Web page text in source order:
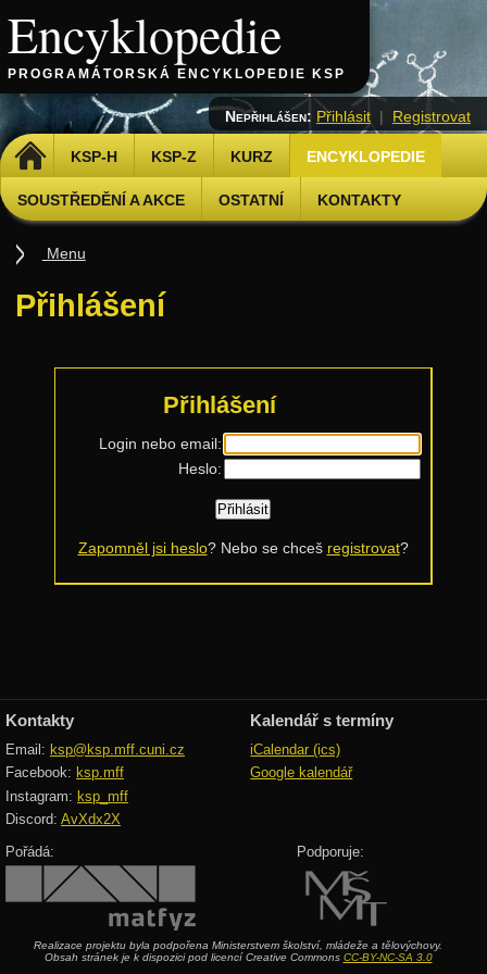
Encyklopedie
PROGRAMÁTORSKÁ ENCYKLOPEDIE KSP
DOMŮ KSP-H KSP-Z KURZ ENCYKLOPEDIE
SOUSTŘEDĚNÍ A AKCE OSTATNÍ KONTAKTY
Nepřihlášen: Přihlásit | Registrovat
Přihlášení
Přihlášení
Login nebo email:
Heslo:
Zapomněl jsi heslo? Nebo se chceš registrovat?
Menu
Algoritmizační techniky
Dynamické programování
Datové struktury
Halda a cesty
Intervalové stromy
Treapy
Algoritmy
Třídění
Hledání v textu
Grafy
Kontakty
Email: ksp@ksp.mff.cuni.cz
Facebook: ksp.mff
Instagram: ksp_mff
Discord: AvXdx2X
Kalendář s termíny
iCalendar (ics)
Google kalendář
Pořádá: Podporuje:
Realizace projektu byla podpořena Ministerstvem školství, mládeže a tělovýchovy.
Obsah stránek je k dispozici pod licencí Creative Commons CC-BY-NC-SA 3.0